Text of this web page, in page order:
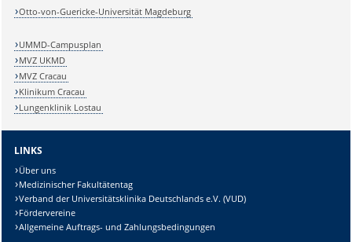
Otto-von-Guericke-Universität Magdeburg
UMMD-Campusplan
MVZ UKMD
MVZ Cracau
Klinikum Cracau
Lungenklinik Lostau
LINKS
Über uns
Medizinischer Fakultätentag
Verband der Universitätsklinika Deutschlands e.V. (VUD)
Fördervereine
Allgemeine Auftrags- und Zahlungsbedingungen